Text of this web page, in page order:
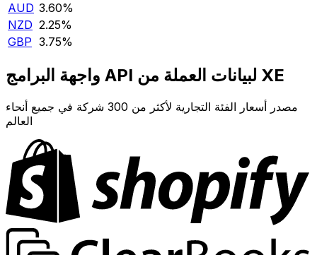
AUD 3.60‎%‎
NZD 2.25‎%‎
GBP 3.75‎%‎
واجهة البرامج API لبيانات العملة من XE
مصدر أسعار الفئة التجارية لأكثر من 300 شركة في جميع أنحاء
العالم